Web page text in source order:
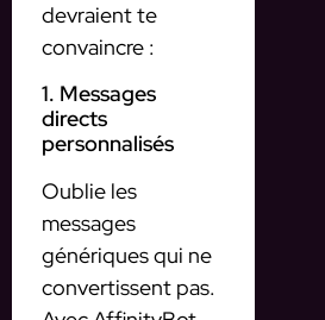
devraient te
convaincre :
1. Messages
directs
personnalisés
Oublie les
messages
génériques qui ne
convertissent pas.